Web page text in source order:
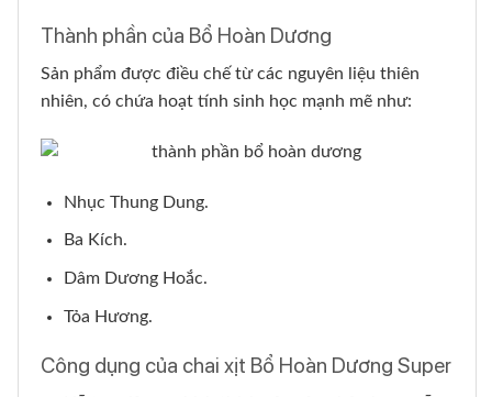
Thành phần của Bổ Hoàn Dương
Sản phẩm được điều chế từ các nguyên liệu thiên
nhiên, có chứa hoạt tính sinh học mạnh mẽ như:
Nhục Thung Dung.
Ba Kích.
Dâm Dương Hoắc.
Tỏa Hương.
Công dụng của chai xịt Bổ Hoàn Dương Super